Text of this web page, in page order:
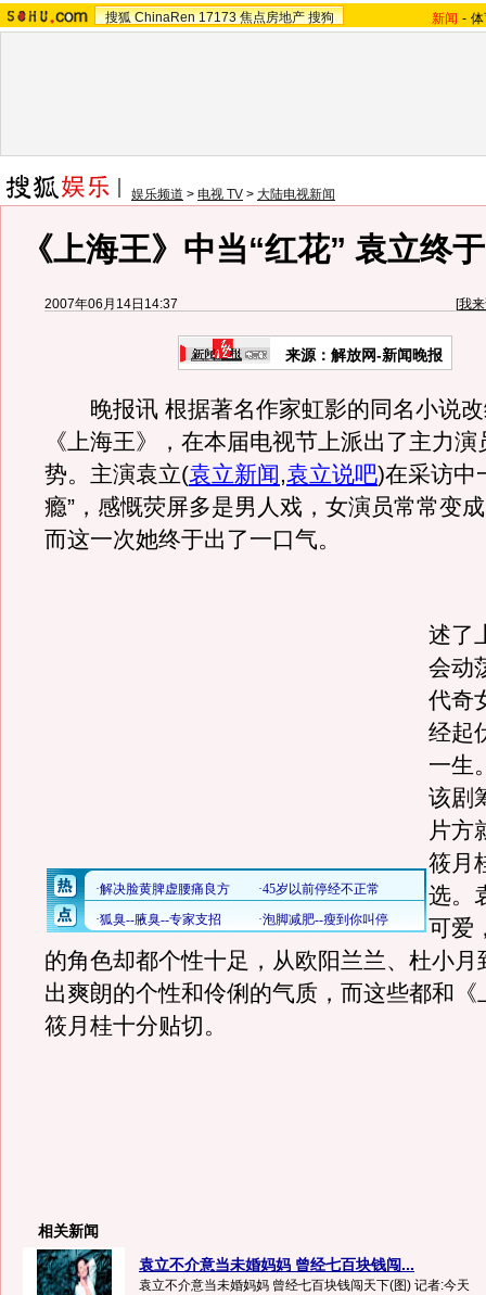
搜狐 ChinaRen 17173 焦点房地产 搜狗 新闻 -
娱乐频道 > 电视 TV > 大陆电视新闻
《上海王》中当“红花” 袁立终
2007年06月14日14:37 [我
来源：解放网-新闻晚报
晚报讯 根据著名作家虹影的同名小说改
《上海王》，在本届电视节上派出了主力
势。主演袁立(袁立新闻,袁立说吧)在采访中
瘾”，感慨荧屏多是男人戏，女演员常常变
而这一次她终于出了一口气。
述了
会动
代奇
经起
一生
该剧
片方
筱月
选。
可爱
的角色却都个性十足，从欧阳兰兰、杜小月
出爽朗的个性和伶俐的气质，而这些都和《
筱月桂十分贴切。
相关新闻
袁立不介意当未婚妈妈 曾经七百块钱闯...
袁立不介意当未婚妈妈 曾经七百块钱闯天下(图) 记者:今天